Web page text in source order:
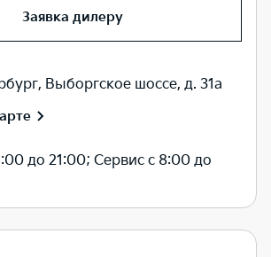
Заявка дилеру
Выборгское шоссе, д. 31а
до 21:00; Сервис с 8:00 до